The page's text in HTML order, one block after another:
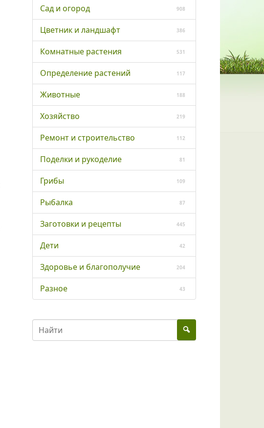
Сад и огород 908
Цветник и ландшафт 386
Комнатные растения 531
Определение растений 117
Животные 188
Хозяйство 219
Ремонт и строительство 112
Поделки и рукоделие 81
Грибы 109
Рыбалка 87
Заготовки и рецепты 445
Дети 42
Здоровье и благополучие 204
Разное 43